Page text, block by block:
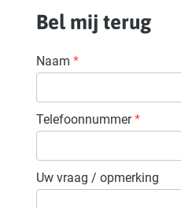
Bel mij terug
Naam *
Telefoonnummer*
Uw vraag / opmerking